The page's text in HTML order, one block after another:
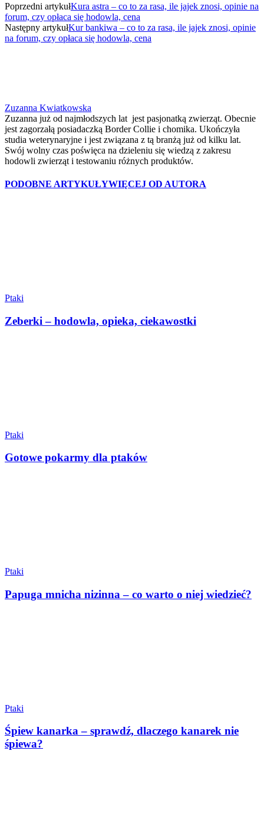
Poprzedni artykułKura astra – co to za rasa, ile jajek znosi, opinie na
forum, czy opłaca się hodowla, cena
Następny artykułKur bankiwa – co to za rasa, ile jajek znosi, opinie
na forum, czy opłaca się hodowla, cena
Zuzanna Kwiatkowska
Zuzanna już od najmłodszych lat jest pasjonatką zwierząt. Obecnie
jest zagorzałą posiadaczką Border Collie i chomika. Ukończyła
studia weterynaryjne i jest związana z tą branżą już od kilku lat.
Swój wolny czas poświęca na dzieleniu się wiedzą z zakresu
hodowli zwierząt i testowaniu różnych produktów.
PODOBNE ARTYKUŁYWIĘCEJ OD AUTORA
Ptaki
Zeberki – hodowla, opieka, ciekawostki
Ptaki
Gotowe pokarmy dla ptaków
Ptaki
Papuga mnicha nizinna – co warto o niej wiedzieć?
Ptaki
Śpiew kanarka – sprawdź, dlaczego kanarek nie
śpiewa?